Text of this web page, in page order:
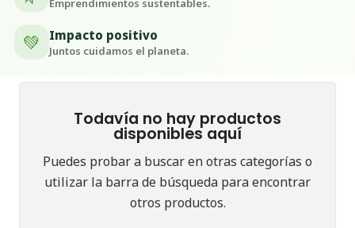
💚 Impacto positivo
Juntos cuidamos el planeta.
Todavía no hay productos
disponibles aquí
Puedes probar a buscar en otras categorías o
utilizar la barra de búsqueda para encontrar
otros productos.